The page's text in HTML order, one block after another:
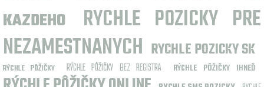
KAZDEHO
RYCHLE POZICKY PRE
NEZAMESTNANYCH RYCHLE POZICKY SK
RÝCHLE PÔŽIČKY RÝCHLE PÔŽIČKY BEZ REGISTRA RÝCHLE PÔŽIČKY IHNEĎ